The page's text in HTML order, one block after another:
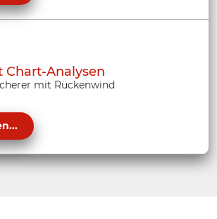
Chart-Analysen
mit Rückenwind